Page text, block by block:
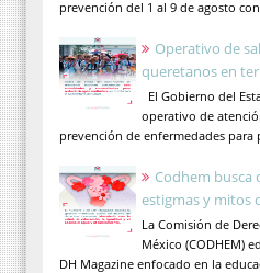
prevención del 1 al 9 de agosto
Operativo de
queretanos en
El Gobierno del
operativo de
prevención de enfermedades para
Codhem busca
estigmas y mitos
La Comisión de
México (CODHEM)
DH Magazine enfocado en la